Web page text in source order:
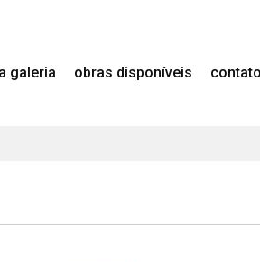
a galeria obras disponíveis contato